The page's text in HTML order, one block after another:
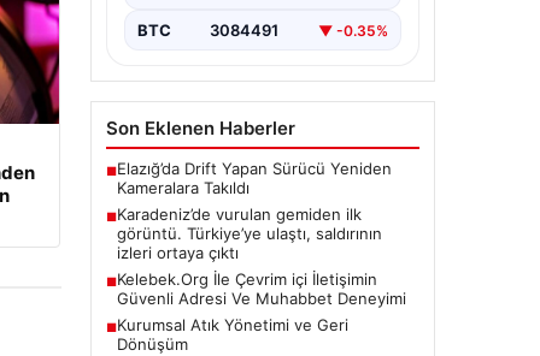
izleri belli…
BTC 3084491 ▼ -0.35%
Son Eklenen Haberler
■Elazığ’da Drift Yapan Sürücü Yeniden
Kameralara Takıldı
■Karadeniz’de vurulan gemiden ilk
görüntü. Türkiye’ye ulaştı, saldırının
izleri ortaya çıktı
■Kelebek.Org İle Çevrim içi İletişimin
Güvenli Adresi Ve Muhabbet Deneyimi
■Kurumsal Atık Yönetimi ve Geri
Dönüşüm